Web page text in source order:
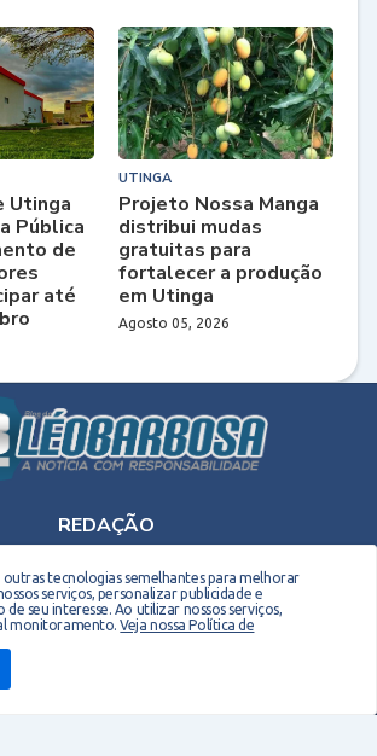
Utinga
Pública
de
até
UTINGA
Projeto Nossa Manga
distribui mudas
gratuitas para
fortalecer a produção
em Utinga
Agosto 05, 2026
REDAÇÃO
outras tecnologias semelhantes para melhorar
serviços, personalizar publicidade e
seu interesse. Ao utilizar nossos serviços,
monitoramento.Veja nossa Política de